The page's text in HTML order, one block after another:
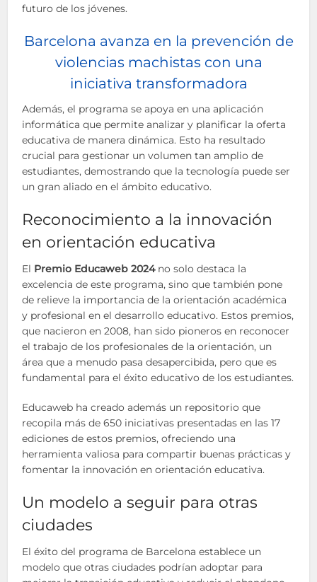
futuro de los jóvenes.
Barcelona avanza en la prevención de
violencias machistas con una
iniciativa transformadora
Además, el programa se apoya en una aplicación
informática que permite analizar y planificar la oferta
educativa de manera dinámica. Esto ha resultado
crucial para gestionar un volumen tan amplio de
estudiantes, demostrando que la tecnología puede ser
un gran aliado en el ámbito educativo.
Reconocimiento a la innovación
en orientación educativa
El Premio Educaweb 2024no solo destaca la
excelencia de este programa, sino que también pone
de relieve la importancia de la orientación académica
y profesional en el desarrollo educativo. Estos premios,
que nacieron en 2008, han sido pioneros en reconocer
el trabajo de los profesionales de la orientación, un
área que a menudo pasa desapercibida, pero que es
fundamental para el éxito educativo de los estudiantes.
Educaweb ha creado además un repositorio que
recopila más de 650 iniciativas presentadas en las 17
ediciones de estos premios, ofreciendo una
herramienta valiosa para compartir buenas prácticas y
fomentar la innovación en orientación educativa.
Un modelo a seguir para otras
ciudades
El éxito del programa de Barcelona establece un
modelo que otras ciudades podrían adoptar para